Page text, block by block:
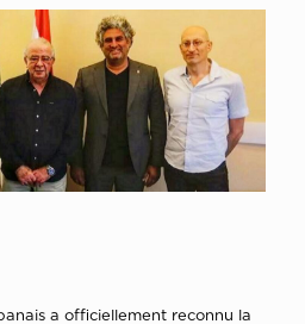
a officiellement reconnu la